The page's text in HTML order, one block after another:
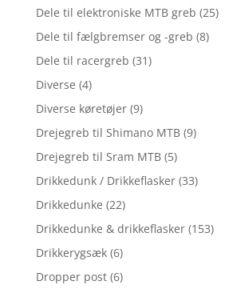
Dele til elektroniske MTB greb (25)
Dele til fælgbremser og -greb (8)
Dele til racergreb (31)
Diverse (4)
Diverse køretøjer (9)
Drejegreb til Shimano MTB (9)
Drejegreb til Sram MTB (5)
Drikkedunk / Drikkeflasker (33)
Drikkedunke (22)
Drikkedunke & drikkeflasker (153)
Drikkerygsæk (6)
Dropper post (6)